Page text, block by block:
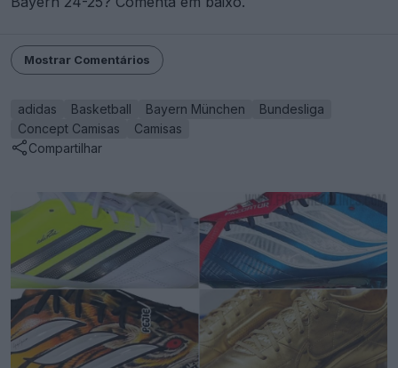
Mostrar Comentários
adidas Basketball Bayern München
Bundesliga
Concept Camisas
Camisas
Compartilhar